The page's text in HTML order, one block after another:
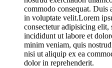
commodo consequat. Duis
in voluptate velit.Lorem
consectetur adipisicing elit,
incididunt ut labore et
minim veniam, quis
nisi ut aliquip ex ea
dolor in reprehenderit.